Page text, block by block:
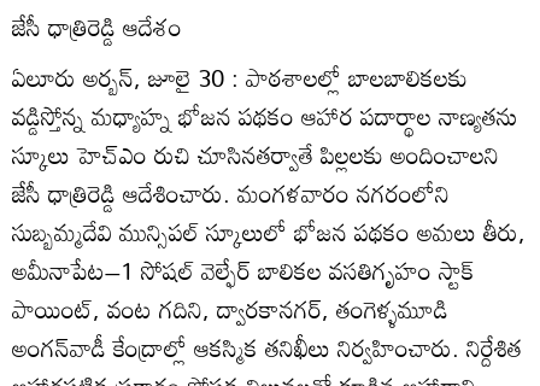
జేసీ ధాత్రిరెడ్డి ఆదేశం
ఏలూరు అర్బన్‌, జూలై 30 : పాఠశాలల్లో బాలబాలికలకు
వడ్డిస్తోన్న మధ్యాహ్న భోజన పథకం ఆహార పదార్థాల నాణ్యతను
స్కూలు హెచ్‌ఎం రుచి చూసినతర్వాతే పిల్లలకు అందించాలని
జేసీ ధాత్రిరెడ్డి ఆదేశించారు. మంగళవారం నగరంలోని
సుబ్బమ్మదేవి మున్సిపల్‌ స్కూలులో భోజన పథకం అమలు తీరు,
అమీనాపేట–1 సోషల్‌ వెల్ఫేర్‌ బాలికల వసతిగృహం స్టాక్‌
పాయింట్‌, వంట గదిని, ద్వారకానగర్‌, తంగెళ్ళమూడి
అంగన్‌వాడీ కేంద్రాల్లో ఆకస్మిక తనిఖీలు నిర్వహించారు. నిర్దేశిత